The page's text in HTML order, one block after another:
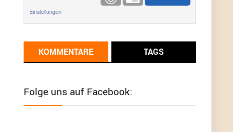
9/1/20226:17
Ich glaube du hast den Sinn eines
Schnäppchenblogs noch immer nicht
Günni 9/1/2022
meisten Deals sind Tagespreise!
Einstellungen
KOMMENTARE TAGS
Folge uns auf Facebook: